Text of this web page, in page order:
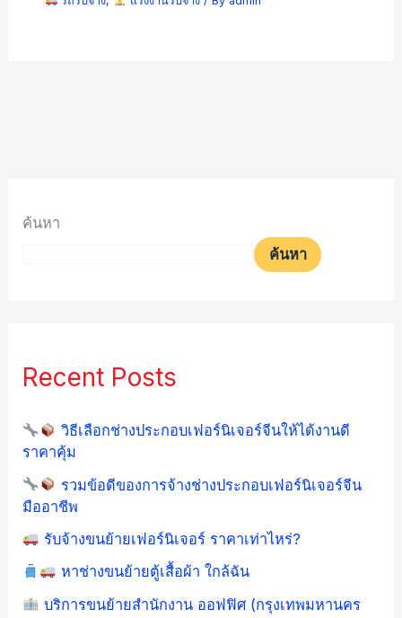
ค้นหา
ค้นหา
Recent Posts
วิธีเลือกช่างประกอบเฟอร์นิเจอร์จีนให้ได้งานดี
ราคาคุ้ม
รวมข้อดีของการจ้างช่างประกอบเฟอร์นิเจอร์จีน
มืออาชีพ
รับจ้างขนย้ายเฟอร์นิเจอร์ ราคาเท่าไหร่?
หาช่างขนย้ายตู้เสื้อผ้า ใกล้ฉัน
บริการขนย้ายสำนักงาน ออฟฟิศ (กรุงเทพมหานคร